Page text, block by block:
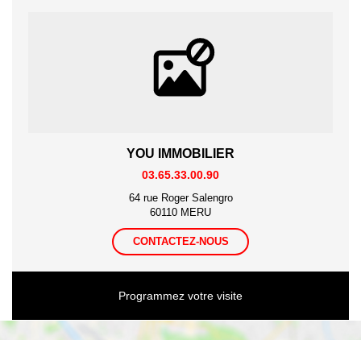
YOU IMMOBILIER
03.65.33.00.90
64 rue Roger Salengro
60110 MERU
CONTACTEZ-NOUS
Programmez votre visite